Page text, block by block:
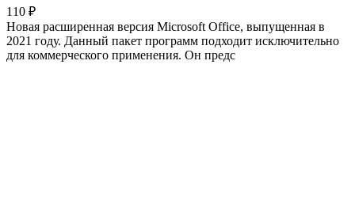
110 ₽
Новая расширенная версия Microsoft Office, выпущенная в
2021 году. Данный пакет программ подходит исключительно
для коммерческого применения. Он предс